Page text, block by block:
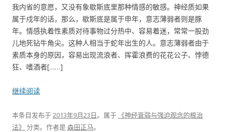
我内省的意愿，又没有象歇斯底里那种情感的敏感。神经质如果
属于戍年的话，那么，歇斯底是属于申年，意志薄弱者则是豚
年。情感执着性素质对待事物过分热中、容易着迷，常常一股劲
儿地死钻牛角尖。这种人相当于蛇年出生的人。意志薄弱者由于
素质本身的原因，容易出现流浪者、挥霍浪费的花花公子、悖德
狂、嗜酒者[……]
继续阅读
本条目发布于2013年9月23日。属于 《神经衰弱与强迫观念的根治
法》 分类。 作者是森田正马。